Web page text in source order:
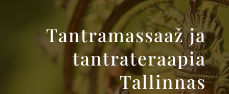
Tantramassaaž ja
tantrateraapia
Tallinnas